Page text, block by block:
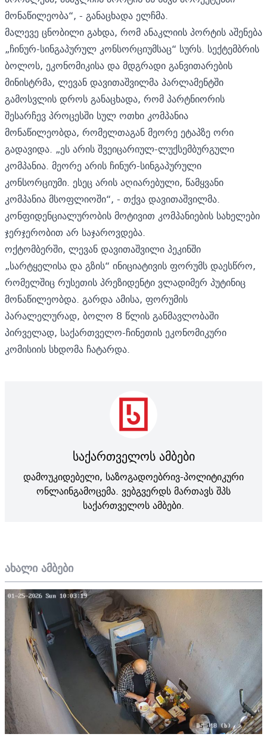
ახალი ამბები
მონაწილეობა“, - განაცხადა ელჩმა.
მალევე ცნობილი გახდა, რომ ანაკლიის პორტის აშენება
„ჩინურ-სინგაპურულ კონსორციუმსაც“ სურს. სექტემბრის
ბოლოს, ეკონომიკისა და მდგრადი განვითარების
მინისტრმა, ლევან დავითაშვილმა პარლამენტში
გამოსვლის დროს განაცხადა, რომ პარტნიორის
შესარჩევ პროცესში სულ ოთხი კომპანია
მონაწილეობდა, რომელთაგან მეორე ეტაპზე ორი
გადავიდა. „ეს არის შვეიცარიულ-ლუქსემბურგული
კომპანია. მეორე არის ჩინურ-სინგაპურული
კონსორციუმი. ესეც არის აღიარებული, წამყვანი
კომპანია მსოფლიოში“, - თქვა დავითაშვილმა.
კონფიდენციალურობის მოტივით კომპანიების სახელები
ჯერჯერობით არ საჯაროვდება.
ოქტომბერში, ლევან დავითაშვილი პეკინში
„სარტყელისა და გზის“ ინიციატივის ფორუმს დაესწრო,
რომელშიც რუსეთის პრეზიდენტი ვლადიმერ პუტინიც
მონაწილეობდა. გარდა ამისა, ფორუმის
პარალელურად, ბოლო 8 წლის განმავლობაში
პირველად, საქართველო-ჩინეთის ეკონომიკური
კომისიის სხდომა ჩატარდა.
საქართველოს ამბები
დამოუკიდებელი, საზოგადოებრივ-პოლიტიკური
ონლაინგამოცემა. ვებგვერდს მართავს შპს
საქართველოს ამბები.